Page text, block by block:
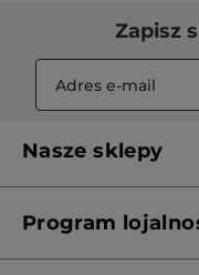
Zapisz
Nasze sklepy
Franczyza
Program